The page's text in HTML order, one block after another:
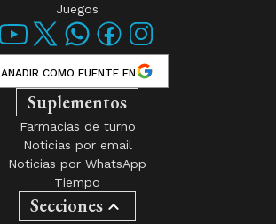
Juegos
AÑADIR COMO FUENTE EN
Suplementos
Farmacias de turno
Noticias por email
Noticias por WhatsApp
Tiempo
Secciones